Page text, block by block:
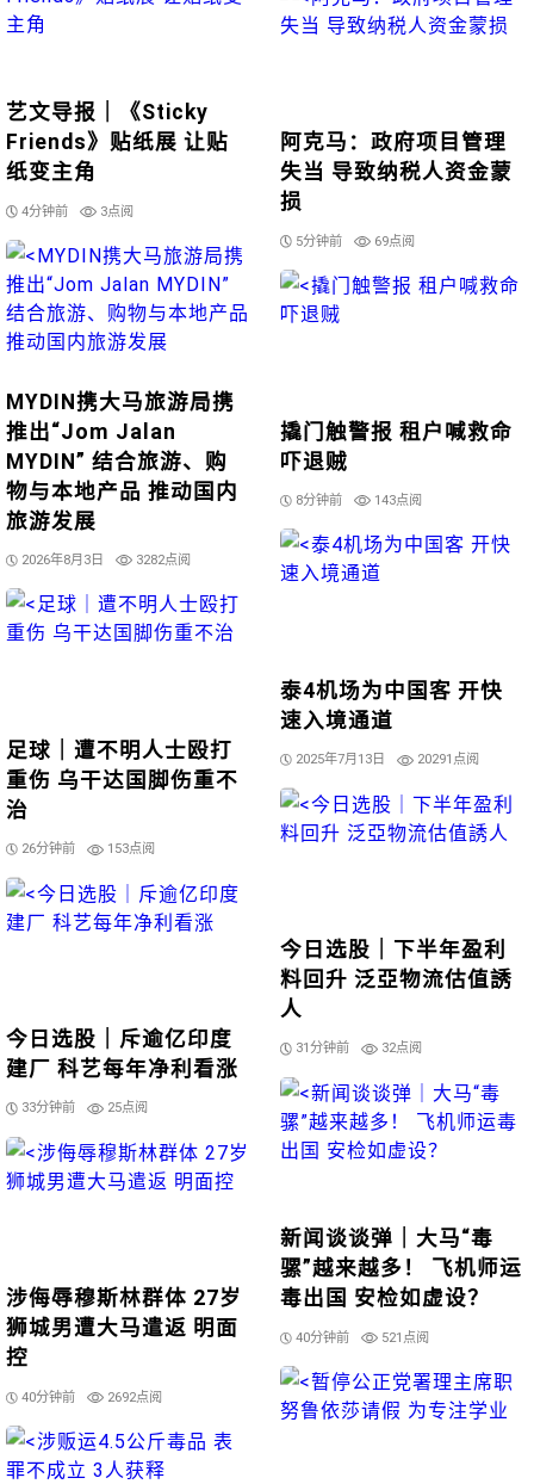
艺文导报｜《Sticky
Friends》贴纸展 让贴
纸变主角
4分钟前 3点阅
阿克马：政府项目管理
失当 导致纳税人资金蒙
损
5分钟前 69点阅
MYDIN携大马旅游局携
推出“Jom Jalan
MYDIN” 结合旅游、购
物与本地产品 推动国内
旅游发展
2026年8月3日 3282点阅
撬门触警报 租户喊救命
吓退贼
8分钟前 143点阅
泰4机场为中国客 开快
速入境通道
2025年7月13日 20291点阅
足球｜遭不明人士殴打
重伤 乌干达国脚伤重不
治
26分钟前 153点阅
今日选股｜下半年盈利
料回升 泛亞物流估值誘
人
31分钟前 32点阅
今日选股｜斥逾亿印度
建厂 科艺每年净利看涨
33分钟前 25点阅
新闻谈谈弹｜大马“毒
骡”越来越多！ 飞机师运
毒出国 安检如虚设？
40分钟前 521点阅
涉侮辱穆斯林群体 27岁
狮城男遭大马遣返 明面
控
40分钟前 2692点阅